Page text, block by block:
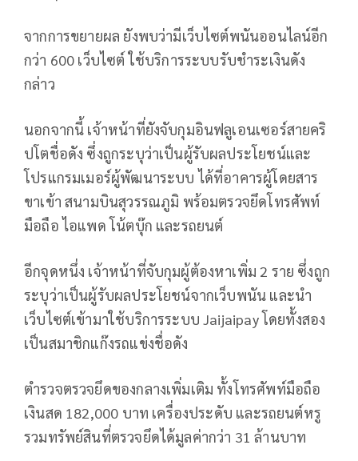
จากการขยายผล ยังพบว่ามีเว็บไซต์พนันออนไลน์อีก
กว่า 600 เว็บไซต์ ใช้บริการระบบรับชำระเงินดัง
กล่าว
นอกจากนี้ เจ้าหน้าที่ยังจับกุมอินฟลูเอนเซอร์สายคริ
ปโตชื่อดัง ซึ่งถูกระบุว่าเป็นผู้รับผลประโยชน์และ
โปรแกรมเมอร์ผู้พัฒนาระบบ ได้ที่อาคารผู้โดยสาร
ขาเข้า สนามบินสุวรรณภูมิ พร้อมตรวจยึดโทรศัพท์
มือถือ ไอแพด โน้ตบุ๊ก และรถยนต์
อีกจุดหนึ่ง เจ้าหน้าที่จับกุมผู้ต้องหาเพิ่ม 2 ราย ซึ่งถูก
ระบุว่าเป็นผู้รับผลประโยชน์จากเว็บพนัน และนำ
เว็บไซต์เข้ามาใช้บริการระบบ Jaijaipay โดยทั้งสอง
เป็นสมาชิกแก๊งรถแข่งชื่อดัง
ตำรวจตรวจยึดของกลางเพิ่มเติม ทั้งโทรศัพท์มือถือ
เงินสด 182,000 บาท เครื่องประดับ และรถยนต์หรู
รวมทรัพย์สินที่ตรวจยึดได้มูลค่ากว่า 31 ล้านบาท